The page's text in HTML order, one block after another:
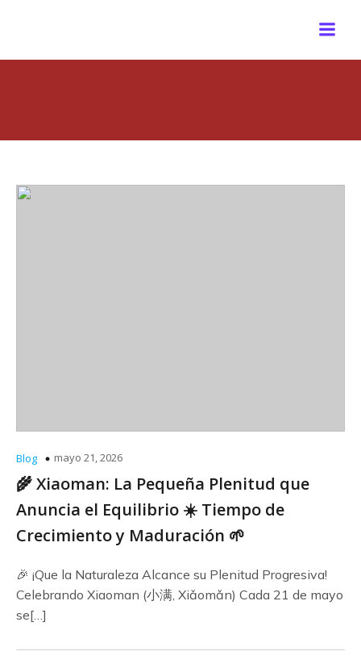
Blog mayo 21, 2026
🌾 Xiaoman: La Pequeña Plenitud que
Anuncia el Equilibrio ☀️ Tiempo de
Crecimiento y Maduración 🌱
🎉 ¡Que la Naturaleza Alcance su Plenitud Progresiva!
Celebrando Xiaoman (小满, Xiǎomǎn) Cada 21 de mayo
se[…]